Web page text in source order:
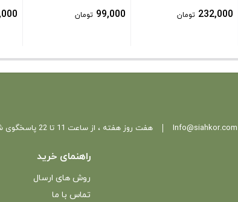
232,000 تومان 99,000 تومان
Info@siahkor.com هفت روز هفته ، از ساعت 11 تا 22 پاسخگوی شما هستیم.
راهنمای خرید
روش های ارسال
تماس با ما